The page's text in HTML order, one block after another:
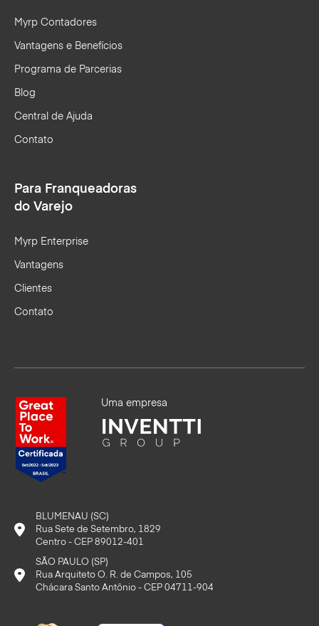
Myrp Contadores
Vantagens e Benefícios
Programa de Parcerias
Blog
Central de Ajuda
Contato
Para Franqueadoras
do Varejo
Myrp Enterprise
Vantagens
Clientes
Contato
Uma empresa
BLUMENAU (SC)
Rua Sete de Setembro, 1829
Centro - CEP 89012-401
SÃO PAULO (SP)
Rua Arquiteto O. R. de Campos, 105
Chácara Santo Antônio - CEP 04711-904